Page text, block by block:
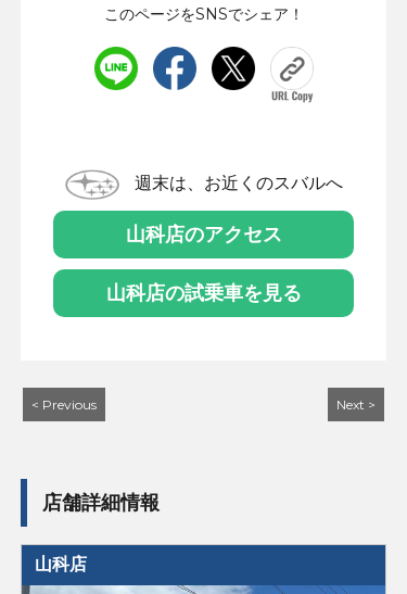
このページをSNSでシェア！
週末は、お近くのスバルへ
山科店のアクセス
山科店の試乗車を見る
< Previous Next >
店舗詳細情報
山科店